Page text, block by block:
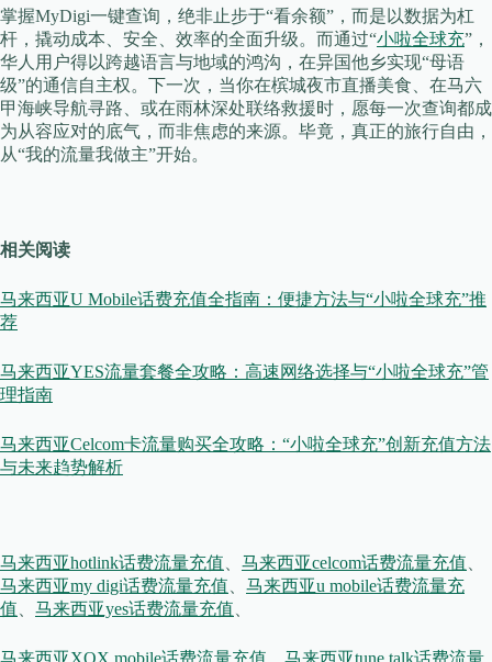
掌握MyDigi一键查询，绝非止步于“看余额”，而是以数据为杠
杆，撬动成本、安全、效率的全面升级。而通过“小啦全球充”，
华人用户得以跨越语言与地域的鸿沟，在异国他乡实现“母语
级”的通信自主权。下一次，当你在槟城夜市直播美食、在马六
甲海峡导航寻路、或在雨林深处联络救援时，愿每一次查询都成
为从容应对的底气，而非焦虑的来源。毕竟，真正的旅行自由，
从“我的流量我做主”开始。
相关阅读
马来西亚U Mobile话费充值全指南：便捷方法与“小啦全球充”推
荐
马来西亚YES流量套餐全攻略：高速网络选择与“小啦全球充”管
理指南
马来西亚Celcom卡流量购买全攻略：“小啦全球充”创新充值方法
与未来趋势解析
马来西亚hotlink话费流量充值 马来西亚celcom话费流量充值
马来西亚my digi话费流量充值
马来西亚u mobile话费流量充
值
马来西亚yes话费流量充值
马来西亚XOX mobile话费流量充值
马来西亚tune talk话费流量